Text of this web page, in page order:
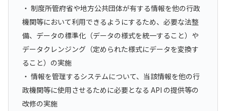
・ 制度所管府省や地方公共団体が有する情報を他の行政
機関等において利用できるようにするため、必要な法整
備、データの標準化（データの様式を統一すること）や
データクレンジング（定められた様式にデータを変換す
ること）の実施
・ 情報を管理するシステムについて、当該情報を他の行
政機関等に使用させるために必要となる API の提供等の
改修の実施